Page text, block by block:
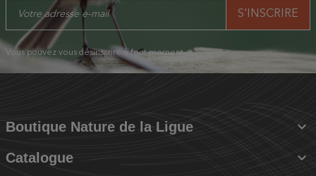
Vous pouvez vous désinscrire à tout moment.
Boutique Nature de la Ligue 
Catalogue 